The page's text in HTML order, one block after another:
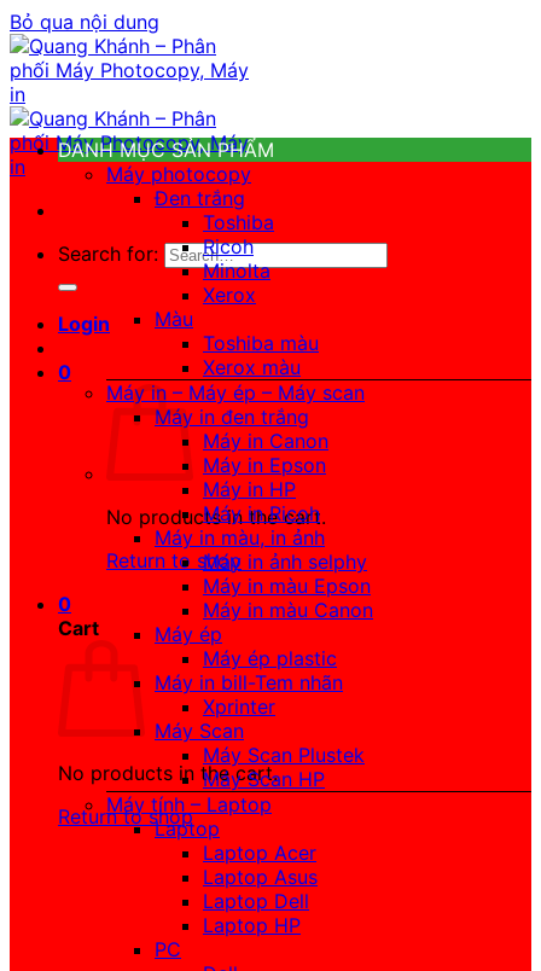
Bỏ qua nội dung
Search for:
Login
0
No products in the cart.
Return to shop
0
Cart
No products in the cart.
Return to shop
DANH MỤC SẢN PHẨM
Máy photocopy
Đen trắng
Toshiba
Ricoh
Minolta
Xerox
Màu
Toshiba màu
Xerox màu
Máy in – Máy ép – Máy scan
Máy in đen trắng
Máy in Canon
Máy in Epson
Máy in HP
Máy in Ricoh
Máy in màu, in ảnh
Máy in ảnh selphy
Máy in màu Epson
Máy in màu Canon
Máy ép
Máy ép plastic
Máy in bill-Tem nhãn
Xprinter
Máy Scan
Máy Scan Plustek
Máy Scan HP
Máy tính – Laptop
Laptop
Laptop Acer
Laptop Asus
Laptop Dell
Laptop HP
PC